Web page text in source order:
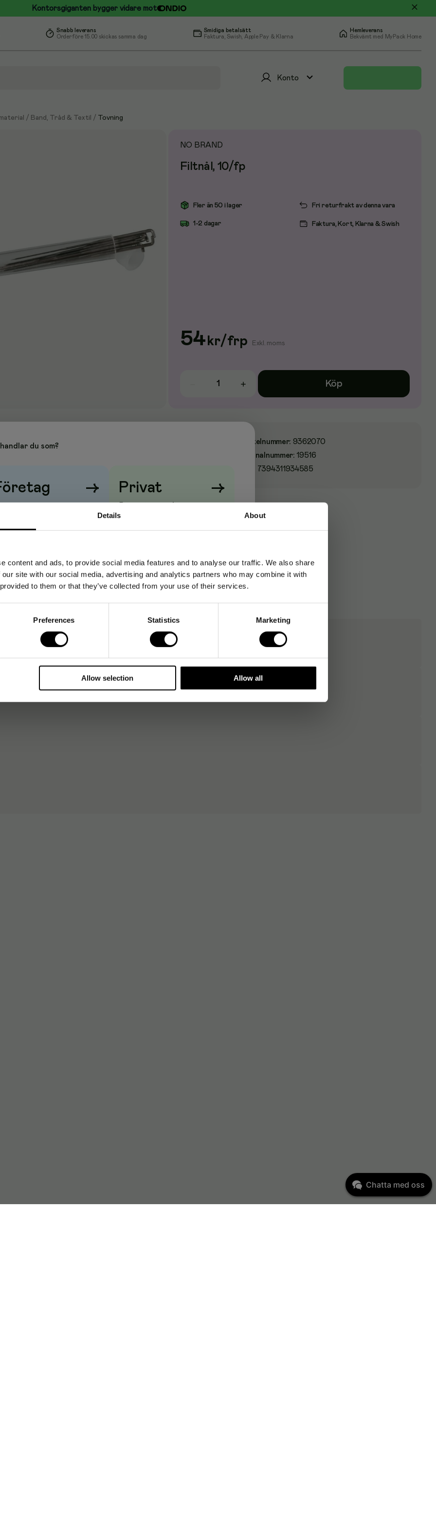
Details About
content and ads, to provide social media features and to analyse our traffic. We also share
site with our social media, advertising and analytics partners who may combine it with
to them or that they’ve collected from your use of their services.
Preferences Statistics Marketing
Allow selection Allow all
Kontorsgiganten bygger vidare mot
Snabb leverans
Order före 15.00 skickas samma dag
Smidiga betalsätt
Faktura, Swish, Apple Pay & Klarna
Hemleverans
Bekvämt med MyPack Home
Konto
/ Band, Tråd & Textil / Tovning
NO BRAND
Filtnål, 10/fp
Fler än 50 i lager Fri returfrakt av denna vara
1-2 dagar Faktura, Kort, Klarna & Swish
54 kr/frp Exkl. moms
Köp
när du vill göra olika textilskapelser utan lim, tråd eller
tredimensionella former i ull utan att använda vatten och
ner, genom ullen flera gånger för att nåla samman
utseende på båda sidorna av tyget
separat trähandtag för enklare användning
Artikelnummer: 9362070
Originalnummer: 19516
7394311934585
du som?
→
visasutanmoms
Privat →
Priser visasmedmoms
Chatta med oss